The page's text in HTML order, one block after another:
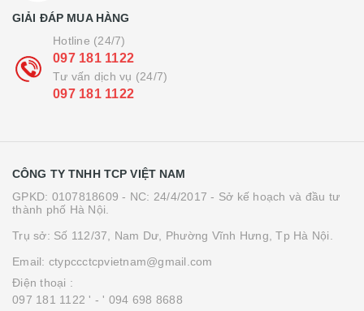
GIẢI ĐÁP MUA HÀNG
Hotline (24/7)
097 181 1122
Tư vấn dịch vụ (24/7)
097 181 1122
CÔNG TY TNHH TCP VIỆT NAM
GPKD: 0107818609 - NC: 24/4/2017 - Sở kế hoạch và đầu tư
thành phố Hà Nội.
Trụ sở: Số 112/37, Nam Dư, Phường Vĩnh Hưng, Tp Hà Nội.
Email: ctypccctcpvietnam@gmail.com
Điện thoại :
097 181 1122 ' - ' 094 698 8688